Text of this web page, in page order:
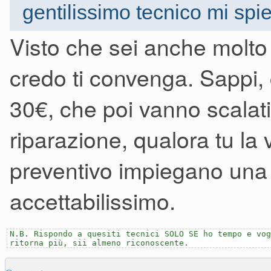
nuovo ha un prezzo di
Per inciso, anch'io cerco di
conservati... ma non è
funzionamento. Infatti la
al nuovo, ma era guasta... e
gentilissimo tecnico mi
scheda di amplificazione,
si erano bruciati. Se
intero, la spesa sarebbe
mi ha detto di aver
Grazie Michele per la
Avrei un Roland D550 con
Visto che sei anche
credo ti convenga.
30€, che poi vanno
riparazione, qualora tu la
preventivo impiegano
accettabilissimo.
N.B. Rispondo a quesiti tecnici SOLO SE ho tempo e
ritorna più, sii almeno riconoscente.